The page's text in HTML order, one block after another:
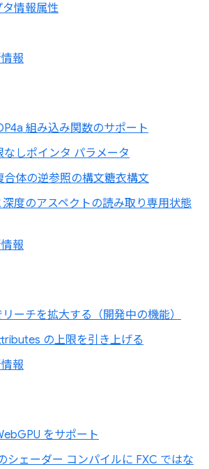
情報属性
報
組み込み関数のサポート
なしポインタ パラメータ
合体の逆参照の構文糖衣構文
度のアスペクトの読み取り専用状態
報
ーチを拡大する（開発中の機能）
の上限を引き上げる
報
をサポート
シェーダー コンパイルに FXC ではな